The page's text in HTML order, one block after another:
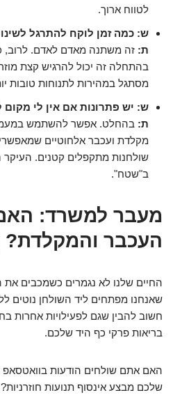
לטווח ארוך.
ש: כמה זמן לוקח להתרגל
ת: זה משתנה מאדם לאדם. לרוב,
בהתחלה זה יכול להרגיש קצת
מסתגל במהירות לתנוחות טובות
ש: יש פתרונות אם אין לי מקום
ת: בהחלט. אפשר להשתמש
מקלדת ועכבר אלחוטיים
שולחנות מתקפלים קטנים. העיקר
ב"שטח".
מעבר למשרד:
העכבר והמקלדת?
החיים שלנו לא נגמרים כשמכבים
שאנחנו מפתחים ליד השולחן נוטים
חשוב להבין שגם לפעילויות אחרות
בריאות פרקי כף היד שלכם.
האם אתם שולחים הודעות בוואטסאפ
שלכם מבצע אינסוף תנועות